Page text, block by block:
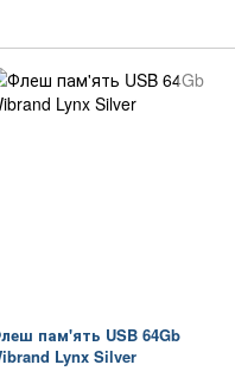
пам'ять USB 64Gb
Lynx Silver